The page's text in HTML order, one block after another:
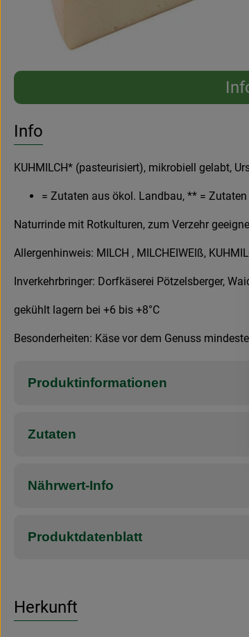
Info
KUHMILCH* (pasteurisiert), mikrobiell gelabt,
= Zutaten aus ökol. Landbau, ** =
Naturrinde mit Rotkulturen, zum Verzehr
Allergenhinweis: MILCH , MILCHEIWEIß,
Inverkehrbringer: Dorfkäserei Pötzelsberger,
gekühlt lagern bei +6 bis +8°C
Besonderheiten: Käse vor dem Genuss
Produktinformationen
Zutaten
Nährwert-Info
Produktdatenblatt
Herkunft